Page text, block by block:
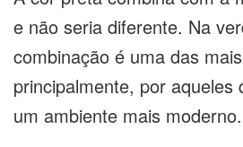
e não seria diferente. Na
combinação é uma das
principalmente, por aqueles
um ambiente mais moderno.